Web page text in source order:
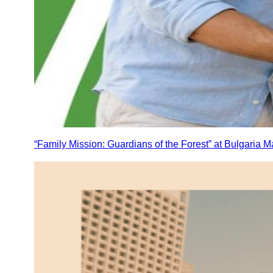
“Family Mission: Guardians of the Forest” at Bulgaria